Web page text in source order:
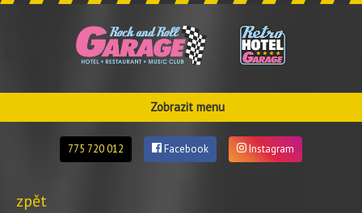
Zobrazit menu
775 720 012 Facebook Instagram
zpět